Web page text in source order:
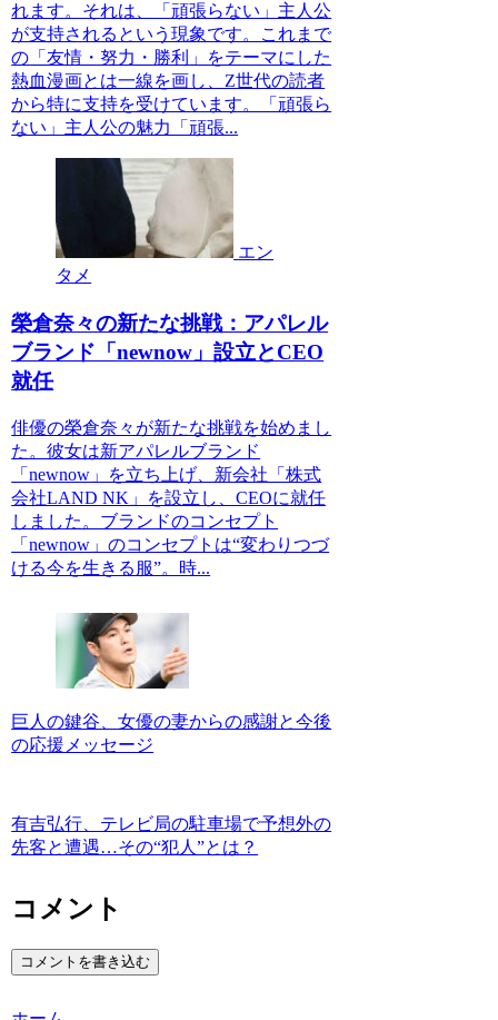
れます。それは、「頑張らない」主人公
が支持されるという現象です。これまで
の「友情・努力・勝利」をテーマにした
熱血漫画とは一線を画し、Z世代の読者
から特に支持を受けています。「頑張ら
ない」主人公の魅力「頑張...
エン
タメ
榮倉奈々の新たな挑戦：アパレル
ブランド「newnow」設立とCEO
就任
俳優の榮倉奈々が新たな挑戦を始めまし
た。彼女は新アパレルブランド
「newnow」を立ち上げ、新会社「株式
会社LAND NK」を設立し、CEOに就任
しました。ブランドのコンセプト
「newnow」のコンセプトは“変わりつづ
ける今を生きる服”。時...
巨人の鍵谷、女優の妻からの感謝と今後
の応援メッセージ
有吉弘行、テレビ局の駐車場で予想外の
先客と遭遇…その“犯人”とは？
コメント
コメントを書き込む